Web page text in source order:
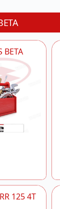
BETA
125 4T